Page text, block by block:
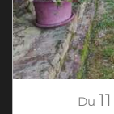
Du 11